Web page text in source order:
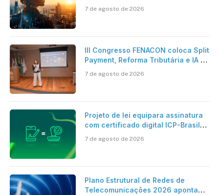
pesquisa científica revela a
7 de agosto de 2026
III Congresso FENACON coloca Split
Payment, Reforma Tributária e IA no
centro dos debates
7 de agosto de 2026
Projeto de lei equipara assinatura
com certificado digital ICP-Brasil
ao reconhecimento de firma em
cartório
7 de agosto de 2026
Plano Estrutural de Redes de
Telecomunicações 2026 aponta